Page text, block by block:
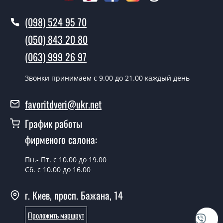
Да производим. Монтаж дверных полотен
производится согласно очереди, во все дни кроме
Сколько стоит установка дверей Next
1800 грн.
Можно на сегодня вызвать
замерщика?
У вас есть в наличии готовые
дверные полотна?
(098) 524 95 70
(050) 843 20 80
(063) 999 26 97
Звонки принимаем c 9.00 до 21.00 каждый день
favoritdveri@ukr.net
График работы
фирменого салона:
Пн.- Пт. с 10.00 до 19.00
Сб. с 10.00 до 16.00
г. Киев, просп. Бажана, 14
Проложить маршрут